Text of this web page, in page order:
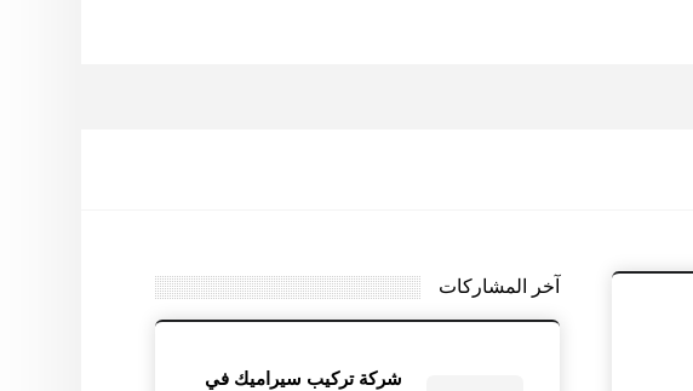
آخر المشاركات
شركة تركيب سيراميك في